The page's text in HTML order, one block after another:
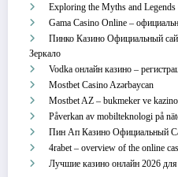
Exploring the Myths and
Gama Casino Online –
Пинко Казино Официальный
Зеркало
Vodka онлайн казино –
Mostbet Casino Azərbaycan
Mostbet AZ – bukmeker ve
Påverkan av mobilteknologi på
Пин Ап Казино Официальный
4rabet – overview of the online
Лучшие казино онлайн 2026